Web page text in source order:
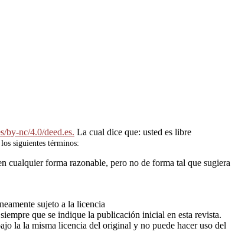
by-nc/4.0/deed.es. La cual dice que: usted es libre
siguientes términos:
cualquier forma razonable, pero no de forma tal que sugiera
sujeto a la licencia
siempre que se indique la publicación inicial en esta revista.
la la misma licencia del original y no puede hacer uso del